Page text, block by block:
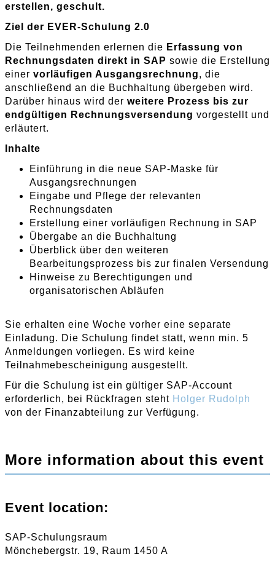
erstellen, geschult.
Ziel der EVER-Schulung 2.0
Die Teilnehmenden erlernen die Erfassung von
Rechnungsdaten direkt in SAP sowie die Erstellung
einer vorläufigen Ausgangsrechnung, die
anschließend an die Buchhaltung übergeben wird.
Darüber hinaus wird der weitere Prozess bis zur
endgültigen Rechnungsversendung vorgestellt und
erläutert.
Inhalte
Einführung in die neue SAP-Maske für
Ausgangsrechnungen
Eingabe und Pflege der relevanten
Rechnungsdaten
Erstellung einer vorläufigen Rechnung in SAP
Übergabe an die Buchhaltung
Überblick über den weiteren
Bearbeitungsprozess bis zur finalen Versendung
Hinweise zu Berechtigungen und
organisatorischen Abläufen
Sie erhalten eine Woche vorher eine separate
Einladung. Die Schulung findet statt, wenn min. 5
Anmeldungen vorliegen. Es wird keine
Teilnahmebescheinigung ausgestellt.
Für die Schulung ist ein gültiger SAP-Account
erforderlich, bei Rückfragen steht Holger Rudolph
von der Finanzabteilung zur Verfügung.
More information about this event
Event location:
SAP-Schulungsraum
Mönchebergstr. 19, Raum 1450 A